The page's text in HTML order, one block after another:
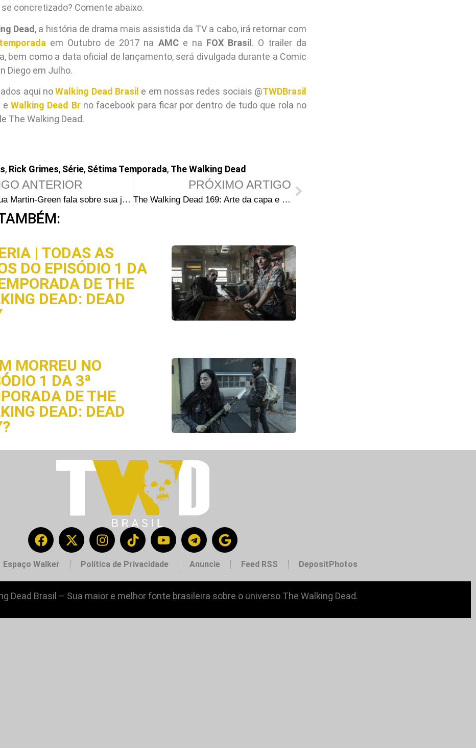
concretizado? Comente abaixo.
Dead, a história de drama mais assistida da TV a cabo, irá retornar com
em Outubro de 2017 na AMCe na FOX Brasil. O trailer da
bem como a data oficial de lançamento, será divulgada durante a Comic
Diego em Julho.
aqui noWalking Dead Brasil e em nossas redes sociais @TWDBrasil
e Walking Dead Brno facebook para ficar por dentro de tudo que rola no
The Walking Dead.
, Rick Grimes, Série, Sétima Temporada, The Walking Dead
ANTERIOR
Sonequa Martin-Green fala sobre sua jornada de The Walking Dead para Star Trek
PRÓXIMO ARTIGO
The Walking Dead 169: Arte da capa e data de lançamento
| TODAS AS
DO EPISÓDIO 1 DA
DE THE
DEAD: DEAD
MORREU NO
1 DA 3ª
DE THE
DEAD: DEAD
Espaço Walker Política de Privacidade Anuncie Feed RSS DepositPhotos
Dead Brasil – Sua maior e melhor fonte brasileira sobre o universo The Walking Dead.